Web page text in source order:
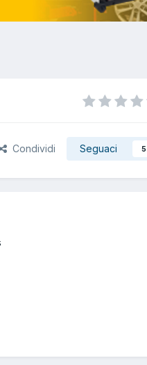
Condividi Seguaci 5